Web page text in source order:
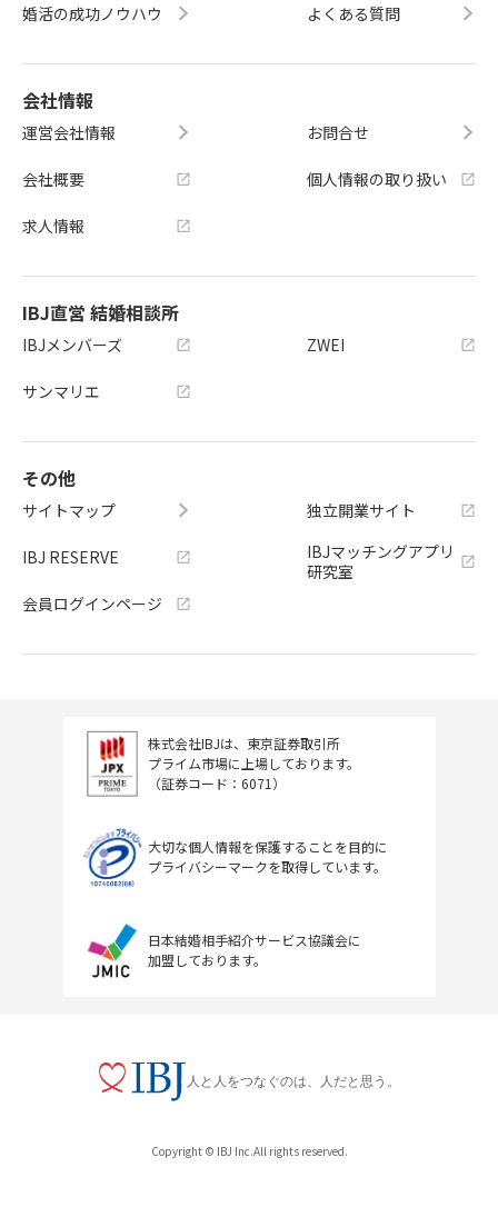
婚活の成功ノウハウ よくある質問
会社情報
運営会社情報
会社概要
求人情報
お問合せ
個人情報の取り扱い
IBJ直営 結婚相談所
IBJメンバーズ
サンマリエ
ZWEI
その他
サイトマップ
IBJ RESERVE
会員ログインページ
独立開業サイト
IBJマッチングアプリ
研究室
株式会社IBJは、東京証券取引所
プライム市場に上場しております。
（証券コード：6071）
大切な個人情報を保護することを目的に
プライバシーマークを取得しています。
日本結婚相手紹介サービス協議会に
加盟しております。
人と人をつなぐのは、人だと思う。
Copyright © IBJ Inc.All rights reserved.